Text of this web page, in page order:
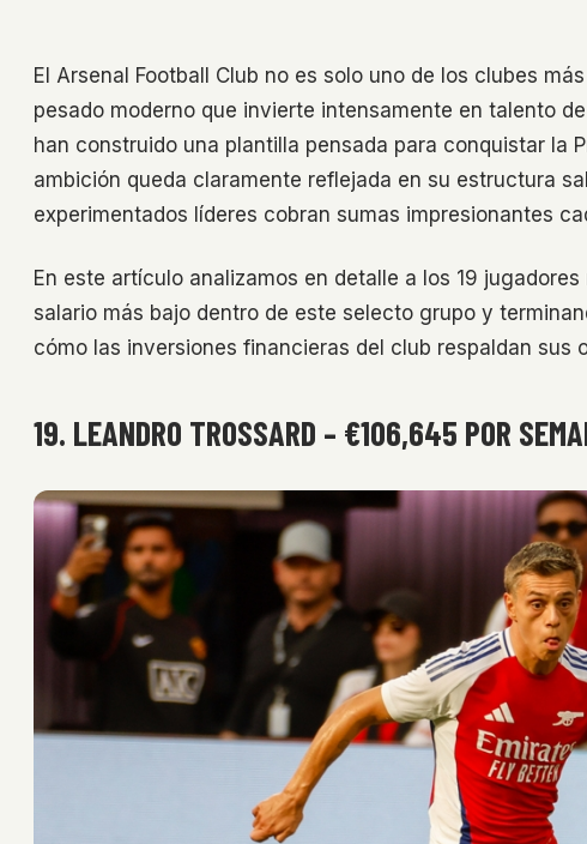
El Arsenal Football Club no es solo uno de los clubes
pesado moderno que invierte intensamente en talento
han construido una plantilla pensada para conquistar la
ambición queda claramente reflejada en su estructura
experimentados líderes cobran sumas impresionantes
En este artículo analizamos en detalle a los 19
salario más bajo dentro de este selecto grupo y
cómo las inversiones financieras del club respaldan sus
19. LEANDRO TROSSARD – €106,645 POR